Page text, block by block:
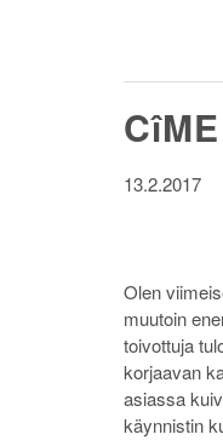
13.2.2017
Olen
muutoin
toivottuja
korjaavan
asiassa
käynnistin